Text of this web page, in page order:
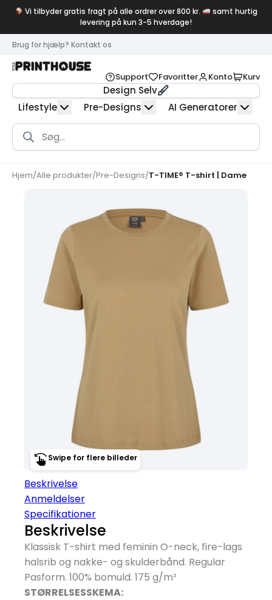
Vi tilbyder gratis fragt på alle ordrer over 800 kr.
samt hurtig
levering på kun 3-5 hverdage!
Brug for hjælp? Kontakt os
Support Favoritter Konto Kurv
Design Selv
Lifestyle
Pre-Designs AI Generatorer
Products
search
Hjem/Alle produkter/Pre-Designs/T-TIME® T-shirt | Dame
Swipe for flere billeder
Beskrivelse
Anmeldelser
Specifikationer
Beskrivelse
Klassisk T-shirt med feminin O-neck, fire-lags
halsrib og nakke- og skulderbånd. Regular
Pasform. 100% bomuld. 175 g/m²
STØRRELSESSKEMA: